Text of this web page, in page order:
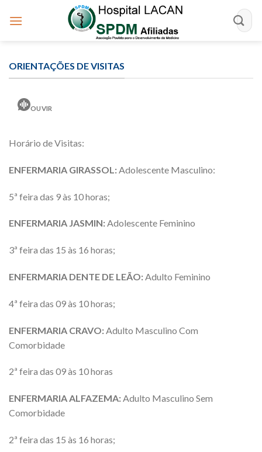
ORIENTAÇÕES DE VISITAS
OUVIR
Horário de Visitas:
ENFERMARIA GIRASSOL: Adolescente Masculino:
5ª feira das 9 às 10 horas;
ENFERMARIA JASMIN:Adolescente Feminino
3ª feira das 15 às 16 horas;
ENFERMARIA DENTE DE LEÃO:Adulto Feminino
4ª feira das 09 às 10 horas;
ENFERMARIA CRAVO: Adulto Masculino Com
Comorbidade
2ª feira das 09 às 10 horas
ENFERMARIA ALFAZEMA:Adulto Masculino Sem
Comorbidade
2ª feira das 15 às 16 horas;